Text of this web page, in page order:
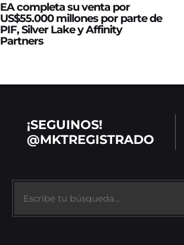
EA completa su venta por
US$55.000 millones por parte de
PIF, Silver Lake y Affinity
Partners
¡SEGUINOS!
@MKTREGISTRADO